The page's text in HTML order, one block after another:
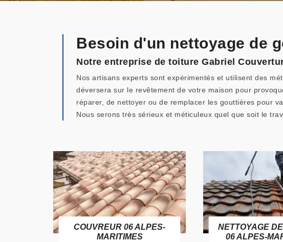
Besoin d'un nettoyage de
Notre entreprise de toiture Gabriel
Nos artisans experts sont expérimentés et utilisent des
déversera sur le revêtement de votre maison pour
réparer, de nettoyer ou de remplacer les gouttières pour
Nous serons très sérieux et méticuleux quel que soit le
COUVREUR 06 ALPES-
MARITIMES
NETTOYAGE
06 ALPES-